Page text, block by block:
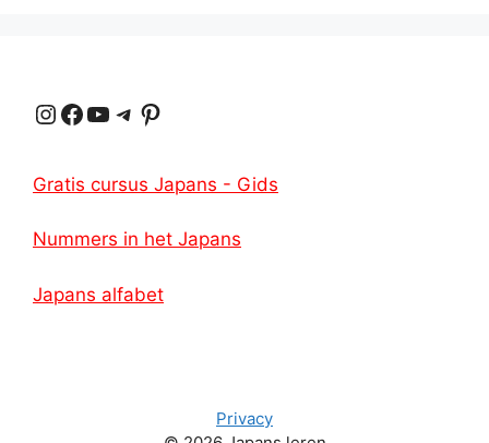
Instagram Facebook YouTube Telegram Pinterest
Gratis cursus Japans - Gids
Nummers in het Japans
Japans alfabet
Privacy